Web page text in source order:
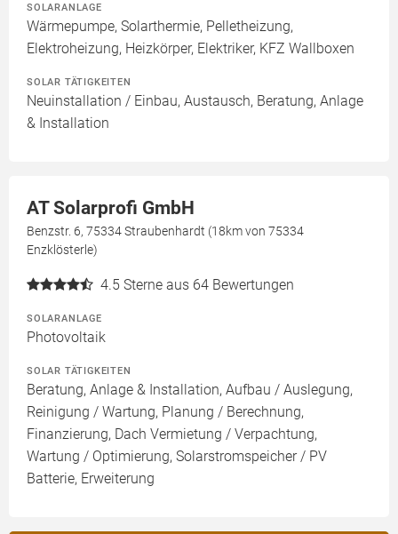
SOLARANLAGE
Wärmepumpe, Solarthermie, Pelletheizung,
Elektroheizung, Heizkörper, Elektriker, KFZ Wallboxen
SOLAR TÄTIGKEITEN
Neuinstallation / Einbau, Austausch, Beratung, Anlage
& Installation
AT Solarprofi GmbH
Benzstr. 6, 75334 Straubenhardt (18km von 75334
Enzklösterle)
4.5 Sterne aus 64 Bewertungen
SOLARANLAGE
Photovoltaik
SOLAR TÄTIGKEITEN
Beratung, Anlage & Installation, Aufbau / Auslegung,
Reinigung / Wartung, Planung / Berechnung,
Finanzierung, Dach Vermietung / Verpachtung,
Wartung / Optimierung, Solarstromspeicher / PV
Batterie, Erweiterung